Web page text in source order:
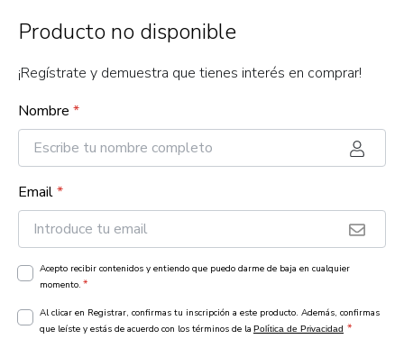
Producto no disponible
¡Regístrate y demuestra que tienes interés en comprar!
Nombre *
Email*
Acepto recibir contenidos y entiendo que puedo darme de baja en cualquier
momento. *
Al clicar en Registrar, confirmas tu inscripción a este producto. Además, confirmas
que leíste y estás de acuerdo con los términos de la Política de Privacidad *